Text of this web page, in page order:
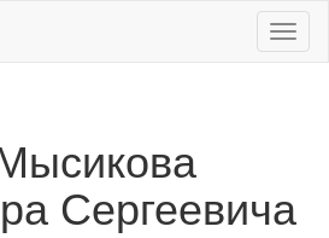
Сергеевича